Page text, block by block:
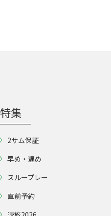
特集
2サム保証
早め・遅め
スループレー
直前予約